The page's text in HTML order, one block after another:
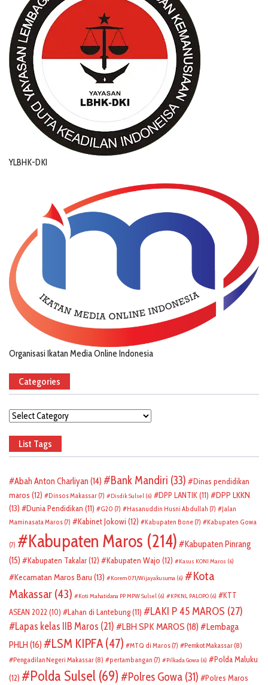
YLBHK-DKI
Organisasi Ikatan Media Online Indonesia
Categories
Categories
List Tags
Abah Anton Charliyan (14) Bank Mandiri (33)
Dinas pendidikan
maros (12) Dinsos Makassar (7) Disdik Sulsel (6) DPP LANTIK(11)
DPP LKKN
(13)
Dunia Pendidikan (11) G20 (7) Hasanuddin Husni Abdullah (7)
Jalan
Maminasata Maros (7) Kabinet Jokowi (12) Kabupaten Bone (7) Kabupaten Gowa
(7) Kabupaten Maros (214)
Kabupaten Pinrang
(15)
Kabupaten Takalar(12) Kabupaten Wajo (12) Kasus KONI Maros (6)
Kecamatan Maros Baru (13) Korem 071/Wijayakusuma (6)
Kota
Makassar (43) Koti Mahatidana PP MPW Sulsel (6) KPKNL PALOPO (6)
KTT
ASEAN 2022 (10) Lahan di Lantebung(11) LAKI P 45 MAROS (27)
Lapas kelas IIB Maros (21) LBH SPK MAROS (18)
Lembaga
PHLH (16) LSM KIPFA (47) MTQ di Maros (7) Pemkot Makassar (8)
Pengadilan Negeri Makassar (8) pertambangan (7) Pilkada Gowa (6)
Polda Maluku
(12)
Polda Sulsel (69) Polres Gowa (31)
Polres Maros